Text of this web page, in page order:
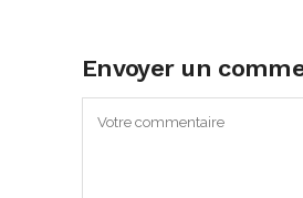
Envoyer un